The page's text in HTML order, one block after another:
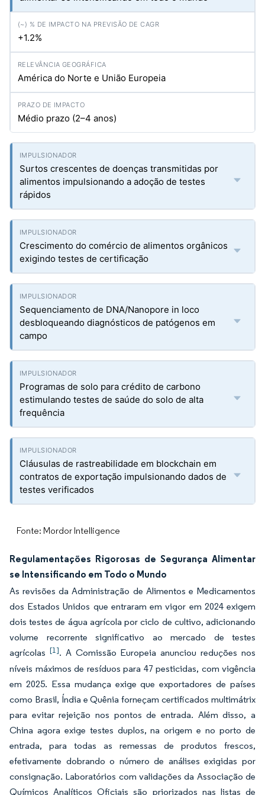
+1.2%
América do Norte e União Europeia
Médio prazo (2–4 anos)
Surtos crescentes de doenças transmitidas por
alimentos impulsionando a adoção de testes
rápidos
Crescimento do comércio de alimentos orgânicos
exigindo testes de certificação
Sequenciamento de DNA/Nanopore in loco
desbloqueando diagnósticos de patógenos em
campo
Programas de solo para crédito de carbono
estimulando testes de saúde do solo de alta
frequência
Cláusulas de rastreabilidade em blockchain em
contratos de exportação impulsionando dados de
testes verificados
Fonte: Mordor Intelligence
Regulamentações Rigorosas de Segurança Alimentar
se Intensificando em Todo o Mundo
As revisões da Administração de Alimentos e Medicamentos
dos Estados Unidos que entraram em vigor em 2024 exigem
dois testes de água agrícola por ciclo de cultivo, adicionando
volume recorrente significativo ao mercado de testes
agrícolas [1]. A Comissão Europeia anunciou reduções nos
níveis máximos de resíduos para 47 pesticidas, com vigência
em 2025. Essa mudança exige que exportadores de países
como Brasil, Índia e Quênia forneçam certificados multimátrix
para evitar rejeição nos pontos de entrada. Além disso, a
China agora exige testes duplos, na origem e no porto de
entrada, para todas as remessas de produtos frescos,
efetivamente dobrando o número de análises exigidas por
consignação. Laboratórios com validações da Associação de
Químicos Analíticos Oficiais são priorizados nas listas de